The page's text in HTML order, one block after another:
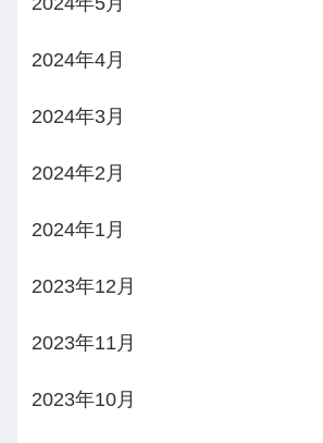
2024年4月
2024年3月
2024年2月
2024年1月
2023年12月
2023年11月
2023年10月